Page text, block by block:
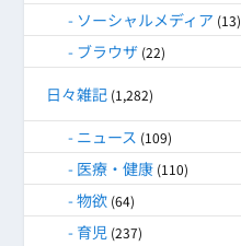
ソーシャルメディア (13)
ブラウザ (22)
日々雑記 (1,282)
ニュース (109)
医療・健康 (110)
物欲 (64)
育児 (237)